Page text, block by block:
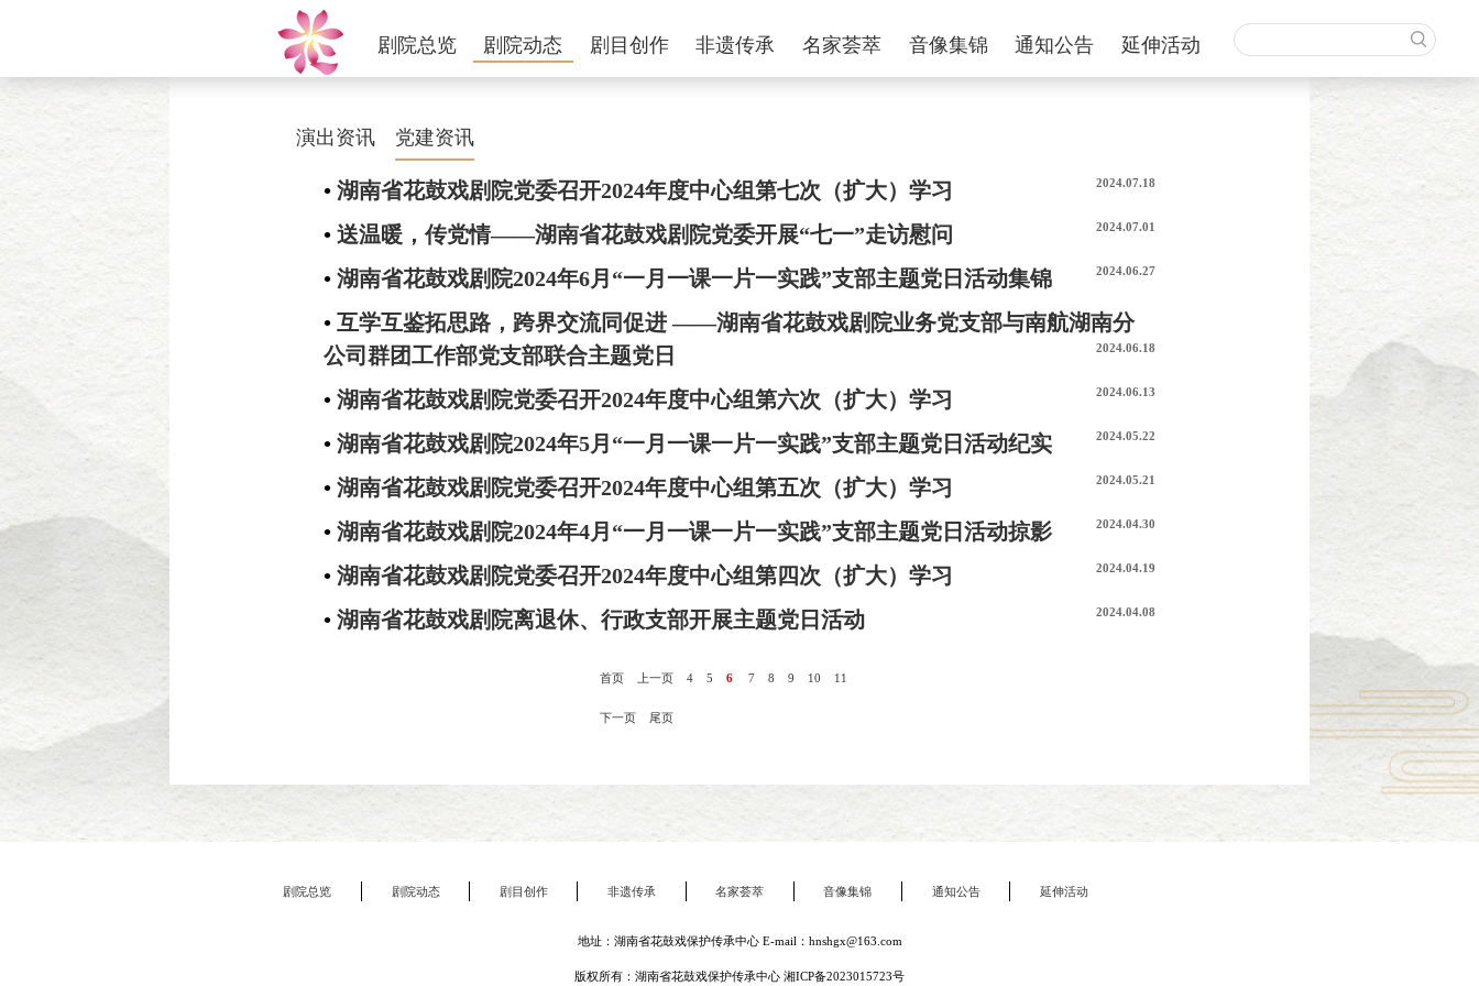
剧院总览 剧院动态 剧目创作 非遗传承 名家荟萃 音像集锦 通知公告 延伸活动
演出资讯 党建资讯
• 湖南省花鼓戏剧院党委召开2024年度中心组第七次（扩大）学习 2024.07.18
• 送温暖，传党情——湖南省花鼓戏剧院党委开展“七一”走访慰问 2024.07.01
• 湖南省花鼓戏剧院2024年6月“一月一课一片一实践”支部主题党日活动集锦 2024.06.27
• 互学互鉴拓思路，跨界交流同促进 ——湖南省花鼓戏剧院业务党支部与南航湖南分
公司群团工作部党支部联合主题党日
2024.06.18
• 湖南省花鼓戏剧院党委召开2024年度中心组第六次（扩大）学习 2024.06.13
• 湖南省花鼓戏剧院2024年5月“一月一课一片一实践”支部主题党日活动纪实 2024.05.22
• 湖南省花鼓戏剧院党委召开2024年度中心组第五次（扩大）学习 2024.05.21
• 湖南省花鼓戏剧院2024年4月“一月一课一片一实践”支部主题党日活动掠影 2024.04.30
• 湖南省花鼓戏剧院党委召开2024年度中心组第四次（扩大）学习 2024.04.19
• 湖南省花鼓戏剧院离退休、行政支部开展主题党日活动 2024.04.08
首页 上一页 4 5 6 7 8 9 10 11
下一页 尾页
剧院总览 剧院动态 剧目创作 非遗传承 名家荟萃 音像集锦 通知公告 延伸活动
地址：湖南省花鼓戏保护传承中心 E-mail：hnshgx@163.com
版权所有：湖南省花鼓戏保护传承中心 湘ICP备2023015723号